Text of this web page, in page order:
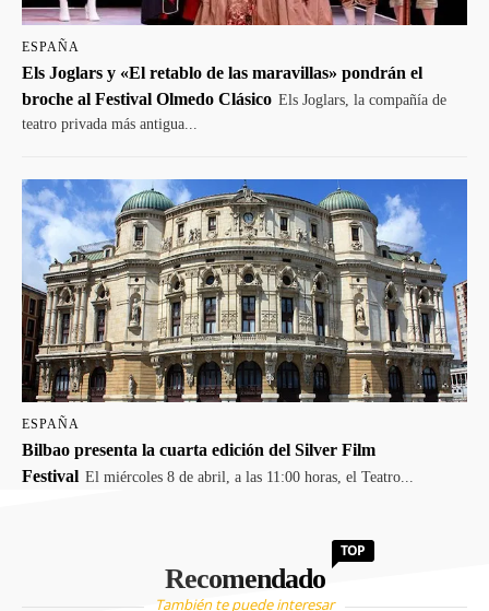
ESPAÑA
Els Joglars y «El retablo de las maravillas» pondrán el
broche al Festival Olmedo Clásico Els Joglars, la compañía de
teatro privada más antigua...
ESPAÑA
Bilbao presenta la cuarta edición del Silver Film
Festival El miércoles 8 de abril, a las 11:00 horas, el Teatro...
Recomendado
TOP
También te puede interesar